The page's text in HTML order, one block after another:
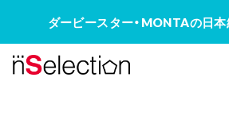
ダービースター・MONTAの日本